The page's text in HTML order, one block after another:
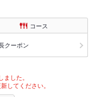
コース
クーポン
した。
してください。